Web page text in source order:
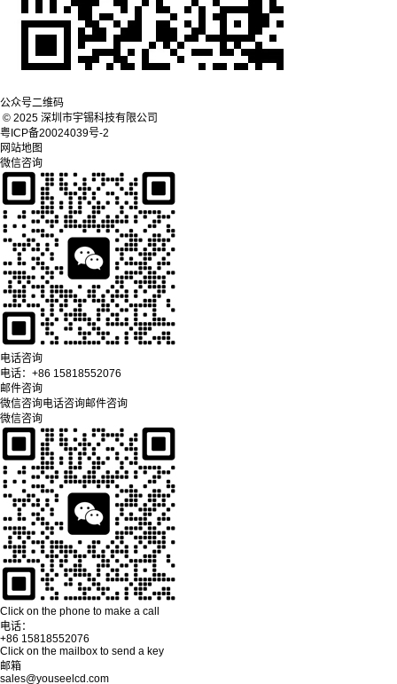
公众号二维码
© 2025 深圳市宇锡科技有限公司
粤ICP备20024039号-2
网站地图
微信咨询
电话咨询
电话： +86 15818552076
邮件咨询
微信咨询电话咨询邮件咨询
微信咨询
Click on the phone to make a call
电话：
+86 15818552076
Click on the mailbox to send a key
邮箱
sales@youseelcd.com